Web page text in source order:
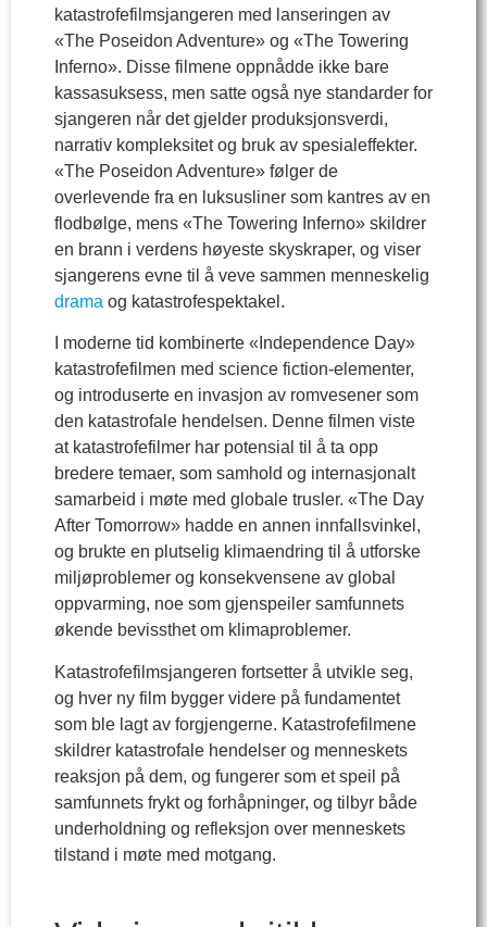
katastrofefilmsjangeren med lanseringen av
«The Poseidon Adventure» og «The Towering
Inferno». Disse filmene oppnådde ikke bare
kassasuksess, men satte også nye standarder for
sjangeren når det gjelder produksjonsverdi,
narrativ kompleksitet og bruk av spesialeffekter.
«The Poseidon Adventure» følger de
overlevende fra en luksusliner som kantres av en
flodbølge, mens «The Towering Inferno» skildrer
en brann i verdens høyeste skyskraper, og viser
sjangerens evne til å veve sammen menneskelig
drama og katastrofespektakel.
I moderne tid kombinerte «Independence Day»
katastrofefilmen med science fiction-elementer,
og introduserte en invasjon av romvesener som
den katastrofale hendelsen. Denne filmen viste
at katastrofefilmer har potensial til å ta opp
bredere temaer, som samhold og internasjonalt
samarbeid i møte med globale trusler. «The Day
After Tomorrow» hadde en annen innfallsvinkel,
og brukte en plutselig klimaendring til å utforske
miljøproblemer og konsekvensene av global
oppvarming, noe som gjenspeiler samfunnets
økende bevissthet om klimaproblemer.
Katastrofefilmsjangeren fortsetter å utvikle seg,
og hver ny film bygger videre på fundamentet
som ble lagt av forgjengerne. Katastrofefilmene
skildrer katastrofale hendelser og menneskets
reaksjon på dem, og fungerer som et speil på
samfunnets frykt og forhåpninger, og tilbyr både
underholdning og refleksjon over menneskets
tilstand i møte med motgang.